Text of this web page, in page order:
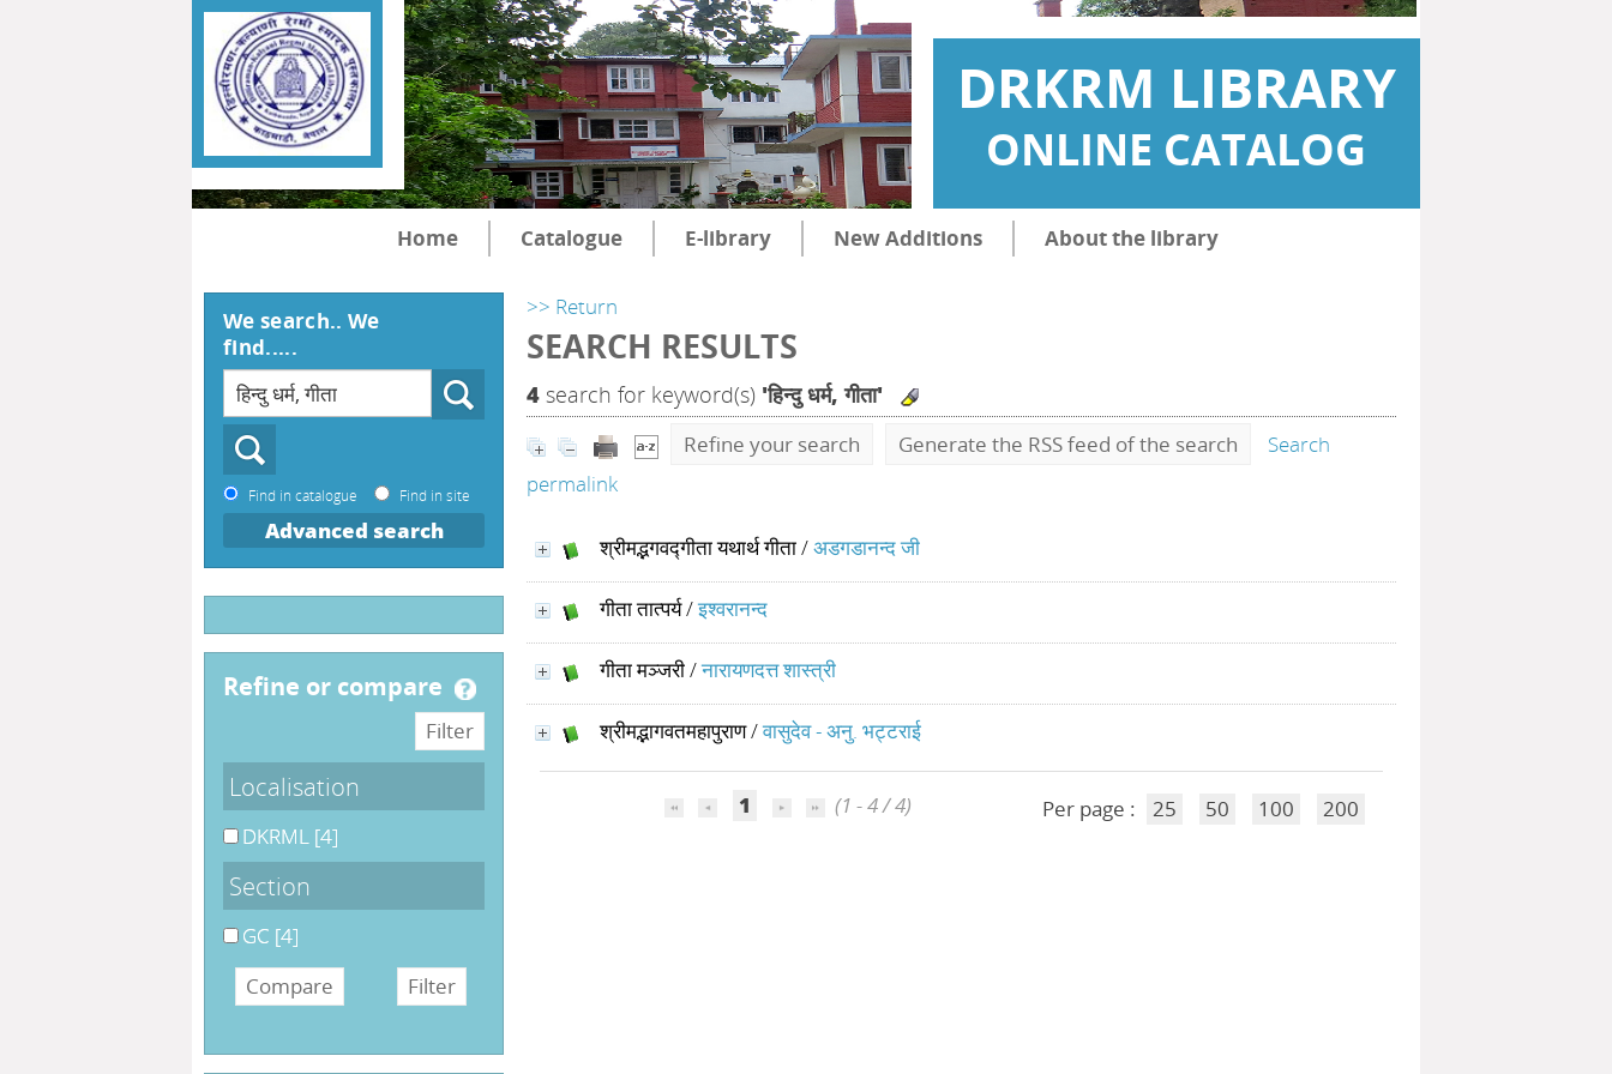
DRKRM LIBRARY
ONLINE CATALOG
Home Catalogue E-library New Additions About the library
>> Return
SEARCH RESULTS
4 search for keyword(s) 'हिन्दु धर्म, गीता'
Refine your search Generate the RSS feed of the search
Search
permalink
श्रीमद्भगवद्गीता यथार्थ गीता/अडगडानन्द जी
गीता तात्पर्य/इश्वरानन्द
गीता मञ्जरी/नारायणदत्त शास्त्री
श्रीमद्भागवतमहापुराण/वासुदेव - अनु. भट्टराई
1 (1 - 4 / 4) Per page : 25 50 100 200
We search.. We
find.....
Find in catalogue Find in site
Advanced search
refine or compare
Localisation
DKRML [4]
Section
GC [4]